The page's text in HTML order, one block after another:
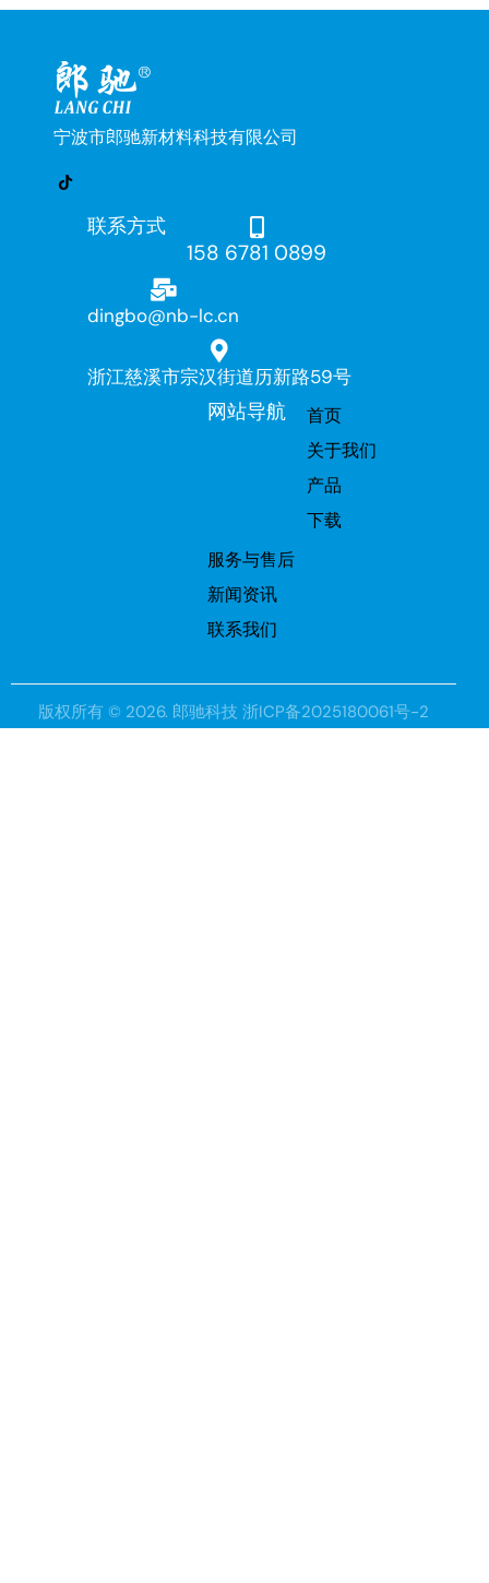
宁波市郎驰新材料科技有限公司
联系方式
158 6781 0899
dingbo@nb-lc.cn
浙江慈溪市宗汉街道历新路59号
网站导航
首页
关于我们
产品
下载
服务与售后
新闻资讯
联系我们
版权所有 © 2026. 郎驰科技 浙ICP备2025180061号-2